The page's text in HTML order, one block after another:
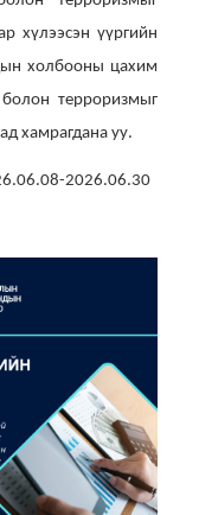
хүлээсэн үүргийн
холбооны цахим
терроризмыг
хамрагдана уу.
2026.06.30